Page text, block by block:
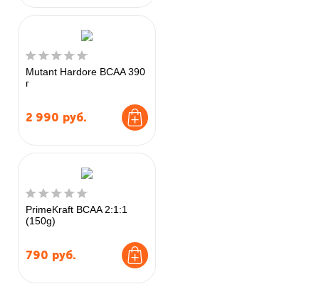
Mutant Hardore BCAA 390
г
2 990 руб.
PrimeKraft BCAA 2:1:1
(150g)
790 руб.